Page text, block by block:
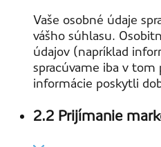
Vaše osobné údaje
vášho súhlasu.
údajov (napríklad
spracúvame iba v
informácie poskytli
2.2 Prijímanie